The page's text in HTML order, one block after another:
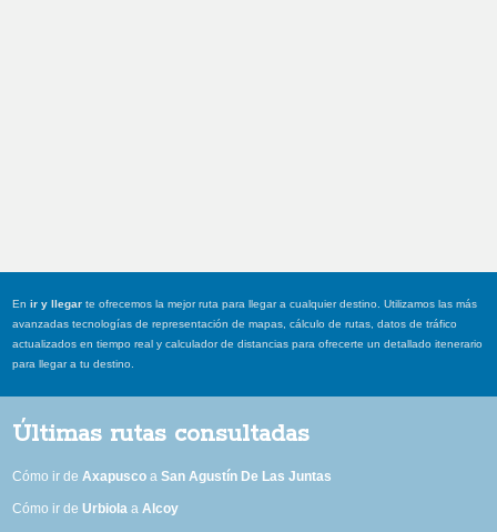
Enir y llegar te ofrecemos la mejor ruta para llegar a cualquier destino. Utilizamos las más
avanzadas tecnologías de representación de mapas, cálculo de rutas, datos de tráfico
actualizados en tiempo real y calculador de distancias para ofrecerte un detallado itenerario
para llegar a tu destino.
Últimas rutas consultadas
Cómo ir deAxapusco aSan Agustín De Las Juntas
Cómo ir deUrbiola aAlcoy